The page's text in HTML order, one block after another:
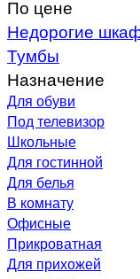
По цене
Недорогие
Тумбы
Назначение
Для обуви
Под телевизор
Школьные
Для гостинной
Для белья
В комнату
Офисные
Прикроватная
Для прихожей